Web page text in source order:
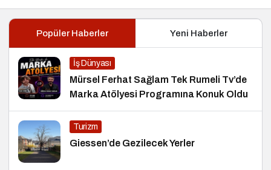
Popüler Haberler Yeni Haberler
İş Dünyası
Mürsel Ferhat Sağlam Tek Rumeli Tv’de
Marka Atölyesi Programına Konuk Oldu
Turizm
Giessen’de Gezilecek Yerler